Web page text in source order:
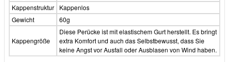
Kappenstruktur
Kappenlos
Gewicht
60g
Kappengröße
Diese Perücke ist mit elastischem Gurt herstellt. Es bringt
extra Komfort und auch das Selbstbewusst, dass Sie
keine Angst vor Ausfall oder Ausblasen von Wind haben.